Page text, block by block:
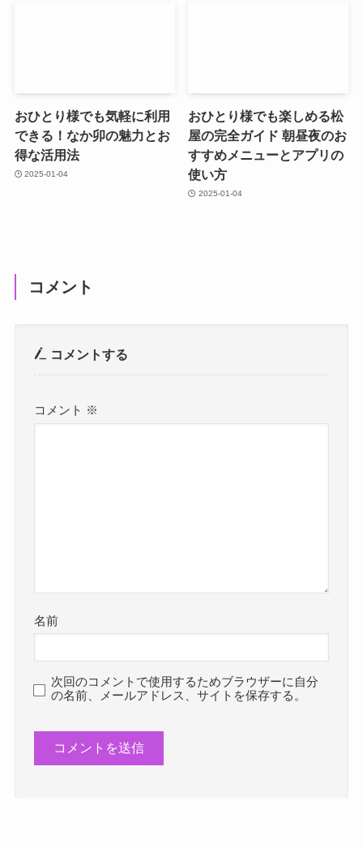
おひとり様でも気軽に利用
できる！なか卯の魅力とお
得な活用法
2025-01-04
おひとり様でも楽しめる松
屋の完全ガイド 朝昼夜のお
すすめメニューとアプリの
使い方
2025-01-04
コメント
コメントする
コメント ※
名前
次回のコメントで使用するためブラウザーに自分
の名前、メールアドレス、サイトを保存する。